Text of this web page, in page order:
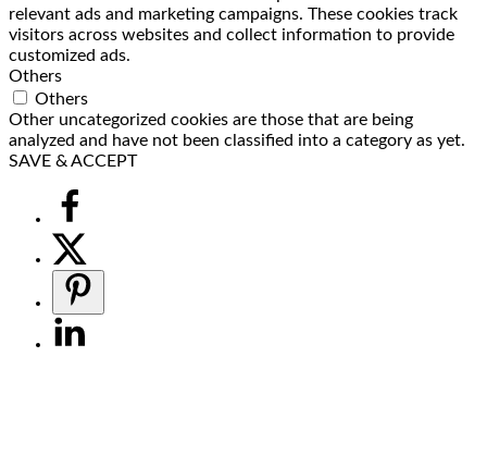
relevant ads and marketing campaigns. These cookies track
visitors across websites and collect information to provide
customized ads.
Others
Others
Other uncategorized cookies are those that are being
analyzed and have not been classified into a category as yet.
SAVE & ACCEPT